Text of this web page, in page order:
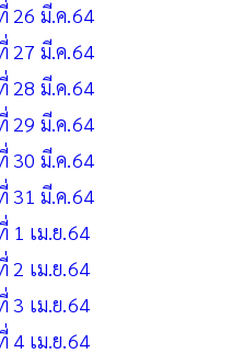
26 มี.ค.64
27 มี.ค.64
28 มี.ค.64
29 มี.ค.64
30 มี.ค.64
31 มี.ค.64
1 เม.ย.64
2 เม.ย.64
3 เม.ย.64
4 เม.ย.64